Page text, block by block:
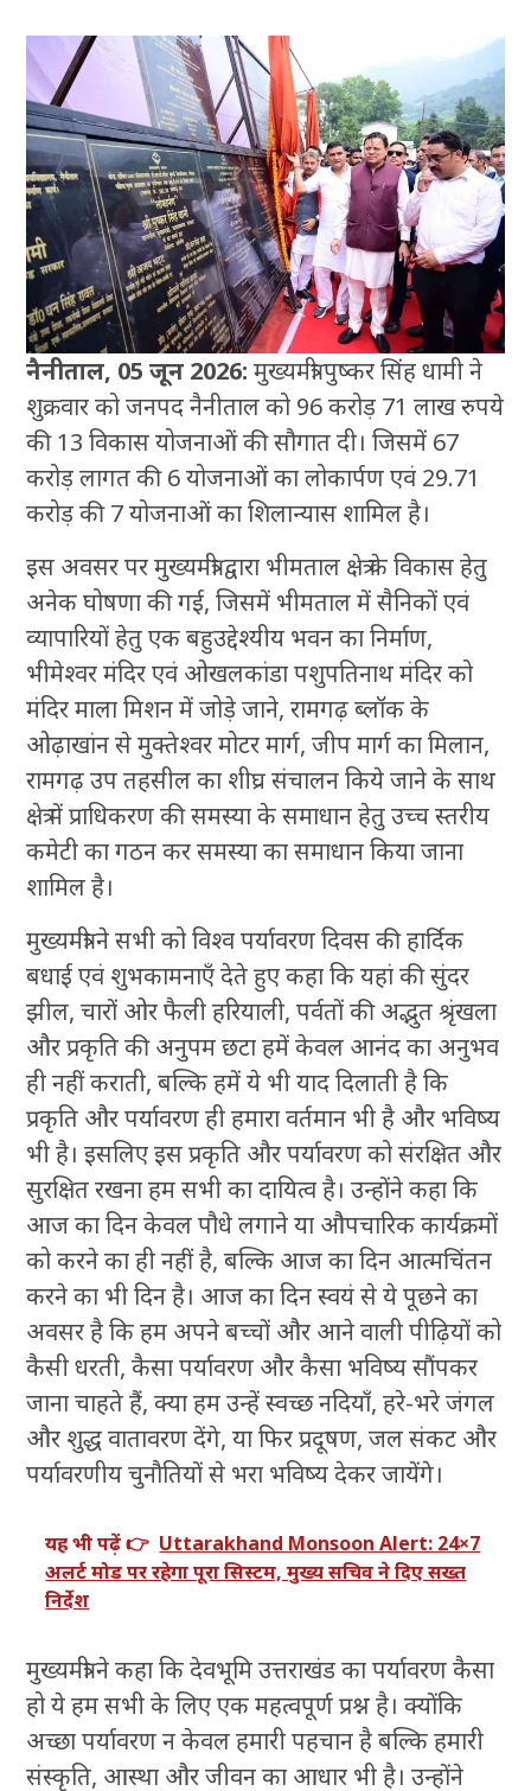
नैनीताल, 05 जून 2026: मुख्यमंत्री पुष्कर सिंह धामी ने
शुक्रवार को जनपद नैनीताल को 96 करोड़ 71 लाख रुपये
की 13 विकास योजनाओं की सौगात दी। जिसमें 67
करोड़ लागत की 6 योजनाओं का लोकार्पण एवं 29.71
करोड़ की 7 योजनाओं का शिलान्यास शामिल है।
इस अवसर पर मुख्यमंत्री द्वारा भीमताल क्षेत्र के विकास हेतु
अनेक घोषणा की गई, जिसमें भीमताल में सैनिकों एवं
व्यापारियों हेतु एक बहुउद्देश्यीय भवन का निर्माण,
भीमेश्वर मंदिर एवं ओखलकांडा पशुपतिनाथ मंदिर को
मंदिर माला मिशन में जोड़े जाने, रामगढ़ ब्लॉक के
ओढ़ाखांन से मुक्तेश्वर मोटर मार्ग, जीप मार्ग का मिलान,
रामगढ़ उप तहसील का शीघ्र संचालन किये जाने के साथ
क्षेत्र में प्राधिकरण की समस्या के समाधान हेतु उच्च स्तरीय
कमेटी का गठन कर समस्या का समाधान किया जाना
शामिल है।
मुख्यमंत्री ने सभी को विश्व पर्यावरण दिवस की हार्दिक
बधाई एवं शुभकामनाएँ देते हुए कहा कि यहां की सुंदर
झील, चारों ओर फैली हरियाली, पर्वतों की अद्भुत श्रृंखला
और प्रकृति की अनुपम छटा हमें केवल आनंद का अनुभव
ही नहीं कराती, बल्कि हमें ये भी याद दिलाती है कि
प्रकृति और पर्यावरण ही हमारा वर्तमान भी है और भविष्य
भी है। इसलिए इस प्रकृति और पर्यावरण को संरक्षित और
सुरक्षित रखना हम सभी का दायित्व है। उन्होंने कहा कि
आज का दिन केवल पौधे लगाने या औपचारिक कार्यक्रमों
को करने का ही नहीं है, बल्कि आज का दिन आत्मचिंतन
करने का भी दिन है। आज का दिन स्वयं से ये पूछने का
अवसर है कि हम अपने बच्चों और आने वाली पीढ़ियों को
कैसी धरती, कैसा पर्यावरण और कैसा भविष्य सौंपकर
जाना चाहते हैं, क्या हम उन्हें स्वच्छ नदियाँ, हरे-भरे जंगल
और शुद्ध वातावरण देंगे, या फिर प्रदूषण, जल संकट और
पर्यावरणीय चुनौतियों से भरा भविष्य देकर जायेंगे।
यह भी पढ़ें 👉 Uttarakhand Monsoon Alert: 24×7
अलर्ट मोड पर रहेगा पूरा सिस्टम, मुख्य सचिव ने दिए सख्त
निर्देश
मुख्यमंत्री ने कहा कि देवभूमि उत्तराखंड का पर्यावरण कैसा
हो ये हम सभी के लिए एक महत्वपूर्ण प्रश्न है। क्योंकि
अच्छा पर्यावरण न केवल हमारी पहचान है बल्कि हमारी
संस्कृति, आस्था और जीवन का आधार भी है। उन्होंने